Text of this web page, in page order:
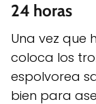
24 horas
Una vez que
coloca los
espolvorea
bien para